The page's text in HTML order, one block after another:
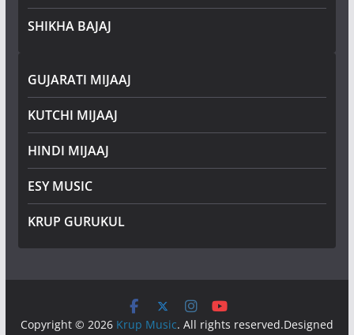
SHIKHA BAJAJ
GUJARATI MIJAAJ
KUTCHI MIJAAJ
HINDI MIJAAJ
ESY MUSIC
KRUP GURUKUL
Copyright © 2026 Krup Music. All rights reserved.Designed